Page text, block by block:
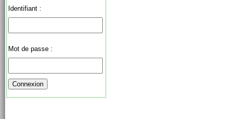
Identifiant :
Mot de passe :